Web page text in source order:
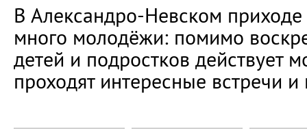
В Александро-Невском приходе
много молодёжи: помимо
детей и подростков действует
проходят интересные встречи и